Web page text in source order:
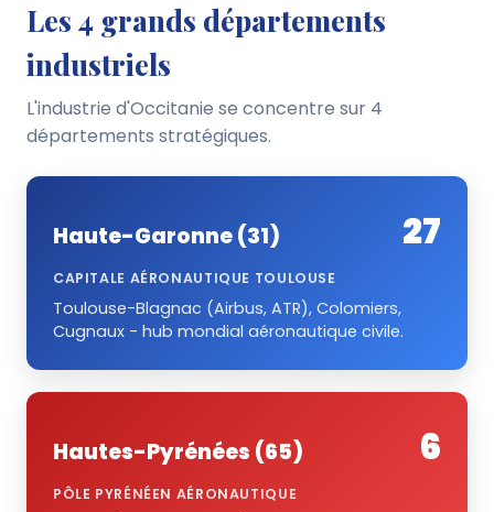
Les 4 grands départements
industriels
L'industrie d'Occitanie se concentre sur 4
départements stratégiques.
Haute-Garonne (31) 27
CAPITALE AÉRONAUTIQUE TOULOUSE
Toulouse-Blagnac (Airbus, ATR), Colomiers,
Cugnaux - hub mondial aéronautique civile.
Hautes-Pyrénées (65) 6
PÔLE PYRÉNÉEN AÉRONAUTIQUE